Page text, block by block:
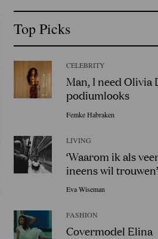
Top Picks
CELEBRITY
Man, I need Olivia
podiumlooks
Femke Habraken
LIVING
‘Waarom ik als
ineens wil trouwen’
Eva Wiseman
FASHION
Covermodel Elina